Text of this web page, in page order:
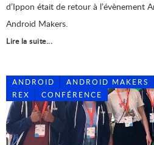
d’Ippon était de retour à l’évènement
Android Makers.
Lire la suite...
ANDROID ANDROID MAKERS
REX
CONFÉRENCE